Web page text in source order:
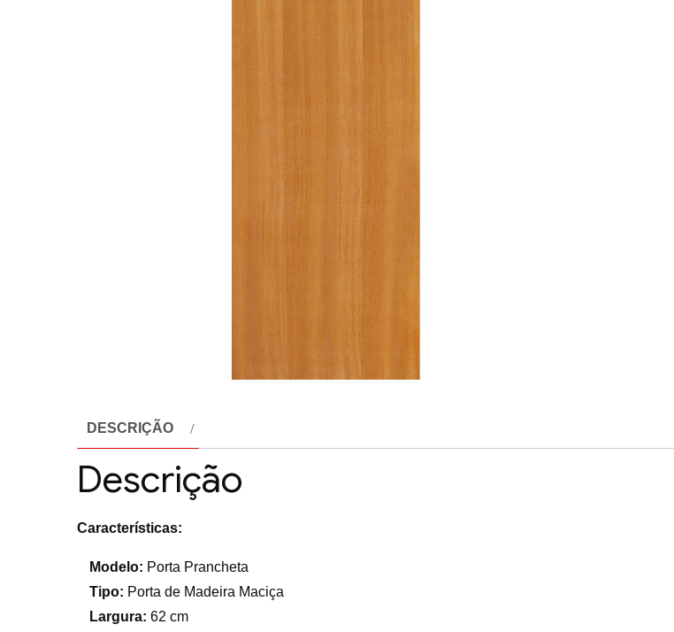
DESCRIÇÃO
Descrição
Características:
Modelo: Porta Prancheta
Tipo: Porta de Madeira Maciça
Largura: 62 cm